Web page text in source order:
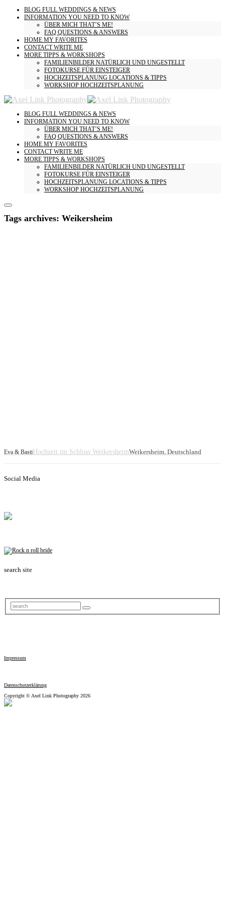
BLOG FULL WEDDINGS & NEWS
INFORMATION YOU NEED TO KNOW
ÜBER MICH THAT’S ME!
FAQ QUESTIONS & ANSWERS
HOME MY FAVORITES
CONTACTWRITE ME
MORE TIPPS & WORKSHOPS
FAMILIENBILDER NATÜRLICH UND UNGESTELLT
FOTOKURSE FÜR EINSTEIGER
HOCHZEITSPLANUNG LOCATIONS & TIPPS
WORKSHOP HOCHZEITSPLANUNG
BLOG FULL WEDDINGS & NEWS
INFORMATION YOU NEED TO KNOW
ÜBER MICH THAT’S ME!
FAQ QUESTIONS & ANSWERS
HOME MY FAVORITES
CONTACTWRITE ME
MORE TIPPS & WORKSHOPS
FAMILIENBILDER NATÜRLICH UND UNGESTELLT
FOTOKURSE FÜR EINSTEIGER
HOCHZEITSPLANUNG LOCATIONS & TIPPS
WORKSHOP HOCHZEITSPLANUNG
Tags archives: Weikersheim
Eva & Basti Hochzeit im Schloss WeikersheimWeikersheim, Deutschland
Social Media
search site
Impressum
Datenschutzerklärung
Copyright © Axel Link Photography 2026